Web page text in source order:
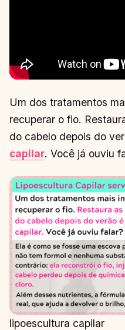
Um dos tratamentos
recuperar o fio.
do cabelo depois do
capilar. Você já ouviu
lipoescultura capilar